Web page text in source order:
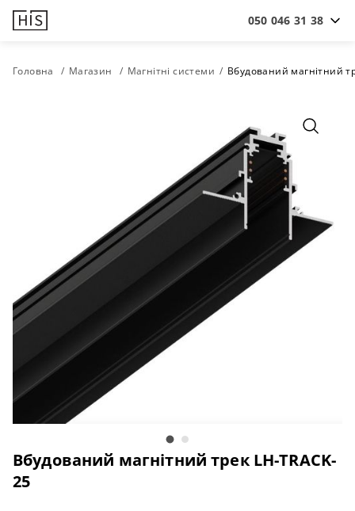
050 046 31 38
Головна Магазин Магнітні системи Вбудований магнітний
Вбудований магнітний трек LH-TRACK-
25